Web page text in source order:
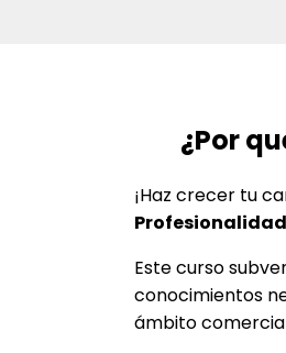
¿Por
¡Haz crecer tu
Este curso
conocimientos
ámbito